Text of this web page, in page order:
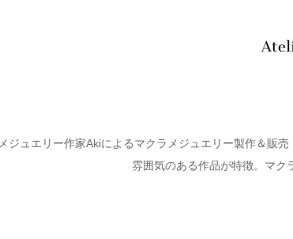
ジュエリー作家Akiによるマクラメジュエリー製作＆販
雰囲気のある作品が特徴。マク